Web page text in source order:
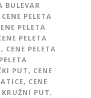
BULEVAR
CENE PELETA
PELETA
PELETA
, CENE PELETA
PUT, CENE
, CENE
KRUŽNI PUT,